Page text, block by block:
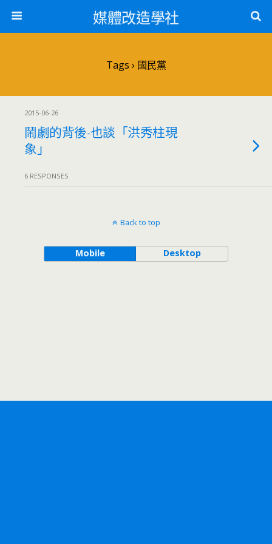
媒體改造學社
Tags › 國民黨
2015-06-26
鬧劇的背後-也談「洪秀柱現
象」
6 RESPONSES
Back to top
Mobile Desktop